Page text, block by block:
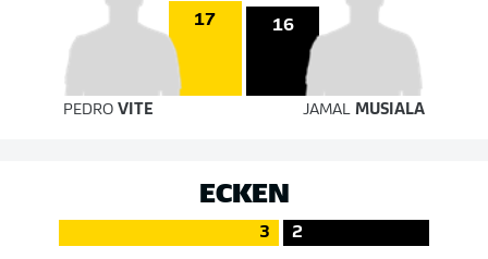
17 16
PEDRO VITE JAMALMUSIALA
ECKEN
3 2